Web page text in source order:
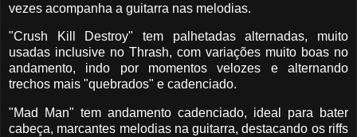
vezes acompanha a guitarra nas melodias.
"Crush Kill Destroy" tem palhetadas alternadas, muito
usadas inclusive no Thrash, com variações muito boas no
andamento, indo por momentos velozes e alternando
trechos mais "quebrados" e cadenciado.
"Mad Man" tem andamento cadenciado, ideal para bater
cabeça, marcantes melodias na guitarra, destacando os riffs